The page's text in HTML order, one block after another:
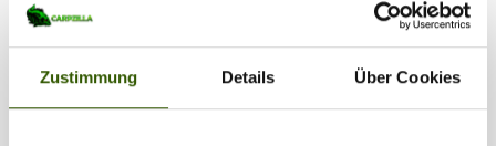
Zustimmung Details Über Cookies
selbst herstelle und einen Durchmesser von 35-50mm aufweisen.
Einen solch großen Köder bekommt keine Brasse mehr ins
Maul, keine Angst, Karpfen hingegen schon. Exemplare